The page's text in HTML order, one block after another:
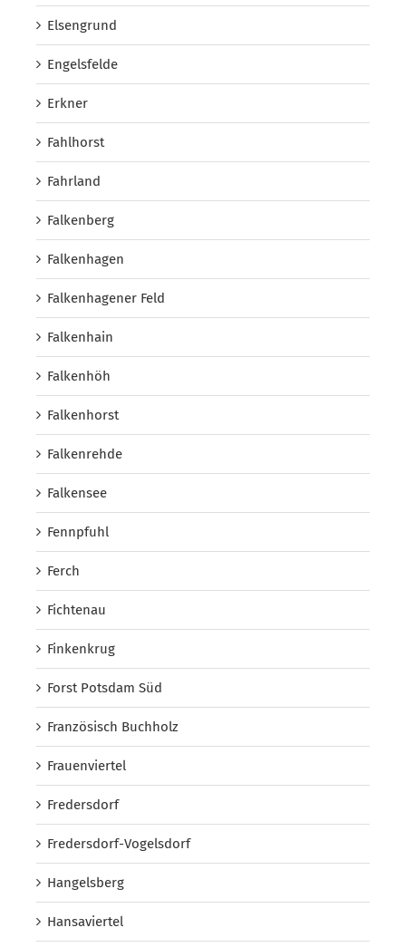
Elsengrund
Engelsfelde
Erkner
Fahlhorst
Fahrland
Falkenberg
Falkenhagen
Falkenhagener Feld
Falkenhain
Falkenhöh
Falkenhorst
Falkenrehde
Falkensee
Fennpfuhl
Ferch
Fichtenau
Finkenkrug
Forst Potsdam Süd
Französisch Buchholz
Frauenviertel
Fredersdorf
Fredersdorf-Vogelsdorf
Hangelsberg
Hansaviertel